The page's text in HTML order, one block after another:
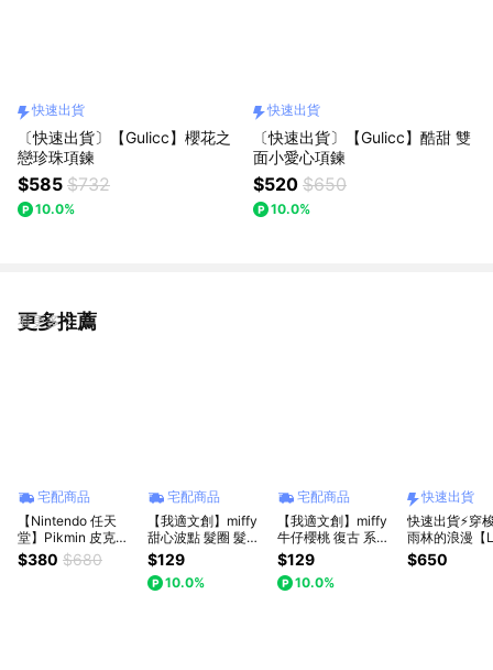
快速出貨
〔快速出貨〕【Gulicc】櫻花之
戀珍珠項鍊
$585 $732
10.0%
快速出貨
〔快速出貨〕【Gulicc】酷甜 雙
面小愛心項鍊
$520 $650
10.0%
更多推薦
看更多
宅配商品
【Nintendo 任天
堂】Pikmin 皮克敏
羽毛 髮夾 一組兩入
$380 $680
宅配商品
【我適文創】miffy
甜心波點 髮圈 髮飾
髮夾 瀏海夾
$129
10.0%
宅配商品
【我適文創】miffy
牛仔櫻桃 復古 系列
髮飾 髮夾 瀏海夾
$129
10.0%
快速出貨
快速出貨⚡穿
雨林的浪漫【
ERICKSON
艦】粗版 彈
$650